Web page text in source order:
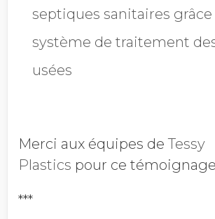
septiques sanitaires grâce
système de traitement
usées
Merci aux équipes de Tessy
Plastics pour ce
***